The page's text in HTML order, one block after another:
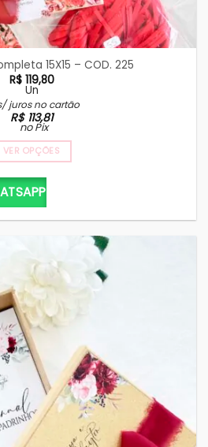
15X15 – COD. 225
R$119,80
Un
juros no cartão
R$113,81
no Pix
VER OPÇÕES